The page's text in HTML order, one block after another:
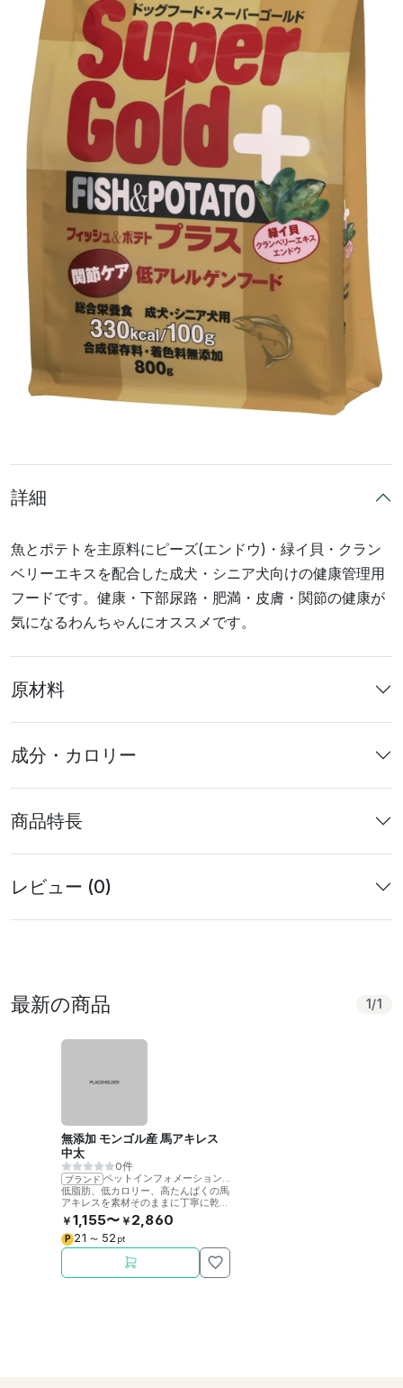
詳細
魚とポテトを主原料にピーズ(エンドウ)・緑イ貝・クラン
ベリーエキスを配合した成犬・シニア犬向けの健康管理用
フードです。健康・下部尿路・肥満・皮膚・関節の健康が
気になるわんちゃんにオススメです。
原材料
成分・カロリー
商品特長
レビュー (0)
最新の商品 1 /1
無添加 モンゴル産 馬アキレス
中太
0件
ブランド
ペットインフォメーションラック
低脂肪、低カロリー、高たんぱくの馬
アキレスを素材そのままに丁寧に乾燥
させました。噛むことで歯の健康をサ
ポート。
￥ 1,155〜 ￥ 2,860
P 21 〜 52 pt